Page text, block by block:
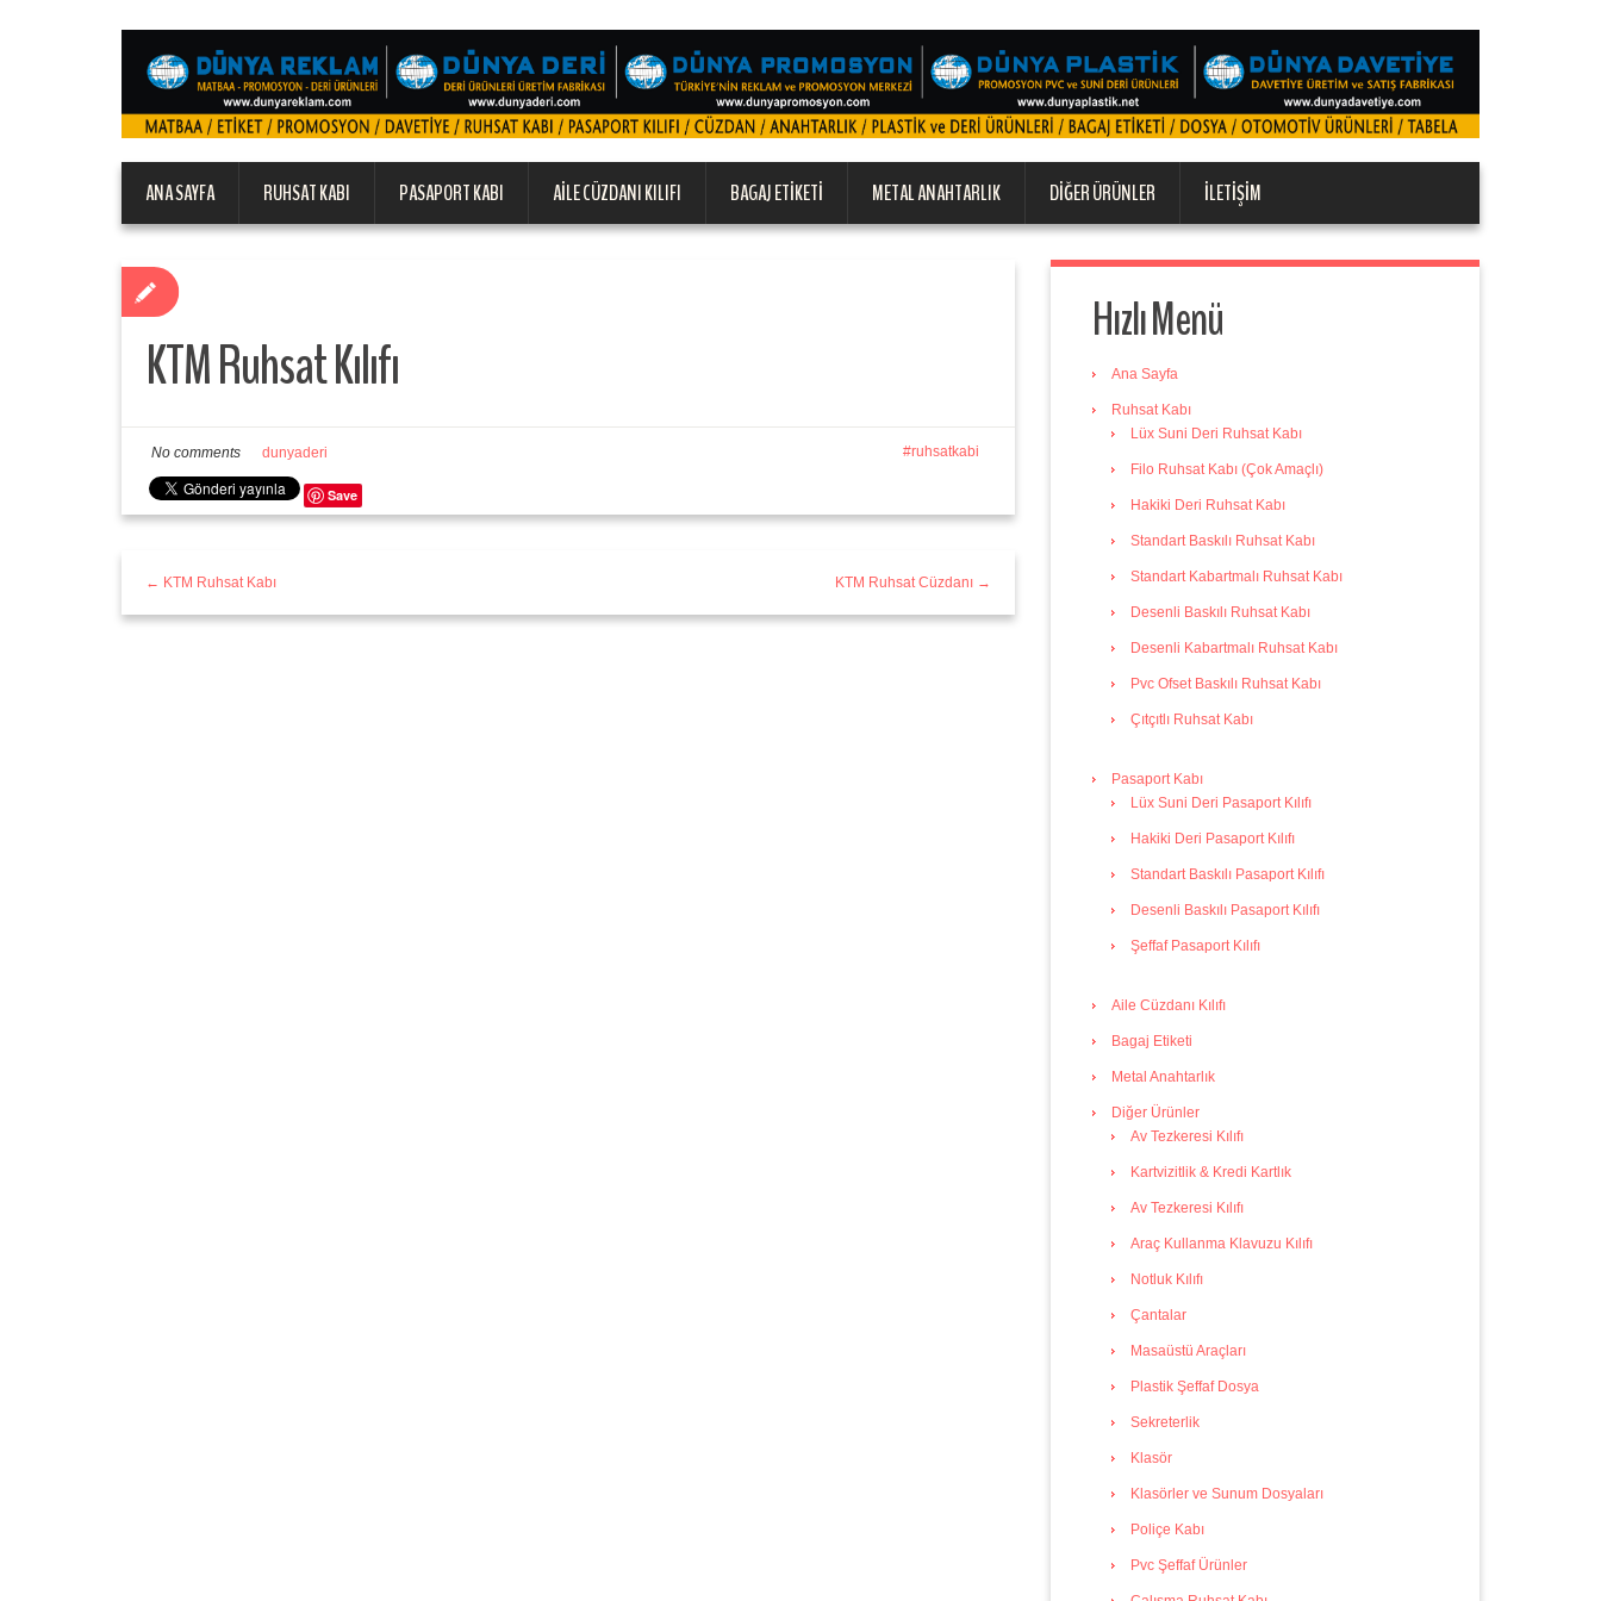
ANA SAYFA RUHSAT KABI PASAPORT KABI AILE CÜZDANI KILIFI BAGAJ ETIKETI METAL ANAHTARLIK DIĞER ÜRÜNLER İLETIŞIM
KTM Ruhsat Kılıfı
ruhsatkabi
No comments dunyaderi
Save
← KTM Ruhsat Kabı KTM Ruhsat Cüzdanı →
Hızlı Menü
Ana Sayfa
Ruhsat Kabı
Lüx Suni Deri Ruhsat Kabı
Filo Ruhsat Kabı (Çok Amaçlı)
Hakiki Deri Ruhsat Kabı
Standart Baskılı Ruhsat Kabı
Standart Kabartmalı Ruhsat Kabı
Desenli Baskılı Ruhsat Kabı
Desenli Kabartmalı Ruhsat Kabı
Pvc Ofset Baskılı Ruhsat Kabı
Çıtçıtlı Ruhsat Kabı
Pasaport Kabı
Lüx Suni Deri Pasaport Kılıfı
Hakiki Deri Pasaport Kılıfı
Standart Baskılı Pasaport Kılıfı
Desenli Baskılı Pasaport Kılıfı
Şeffaf Pasaport Kılıfı
Aile Cüzdanı Kılıfı
Bagaj Etiketi
Metal Anahtarlık
Diğer Ürünler
Av Tezkeresi Kılıfı
Kartvizitlik & Kredi Kartlık
Av Tezkeresi Kılıfı
Araç Kullanma Klavuzu Kılıfı
Notluk Kılıfı
Çantalar
Masaüstü Araçları
Plastik Şeffaf Dosya
Sekreterlik
Klasör
Klasörler ve Sunum Dosyaları
Poliçe Kabı
Pvc Şeffaf Ürünler